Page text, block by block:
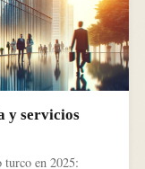
y servicios
turco en 2025: